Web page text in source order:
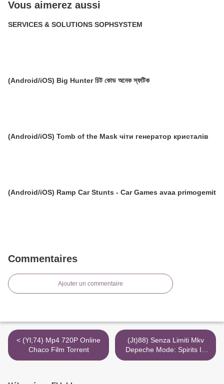
Vous aimerez aussi
SERVICES & SOLUTIONS SOPHSYSTEM
(Android/iOS) Big Hunter চিট কোড অনেক স্ফটিক
(Android/iOS) Tomb of the Mask чіти генератор кристалів
(Android/iOS) Ramp Car Stunts - Car Games avaa primogemit
Commentaires
Ajouter un commentaire
< (Yl;74) Mp4 720P Online
Chaco Film Torrent
(Jt)88) Senza Limiti Mkv
Depeche Mode: Spirits In
The Forest Scarica 1080P >